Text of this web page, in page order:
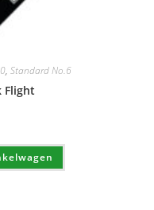
, Standard No.6
Flight